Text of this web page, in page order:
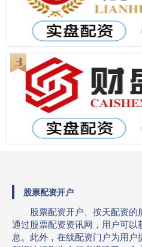
股票配资开户
股票配资开户、按天配资的
通过股票配资资讯网，用户可
息。此外，在线配资门户为用